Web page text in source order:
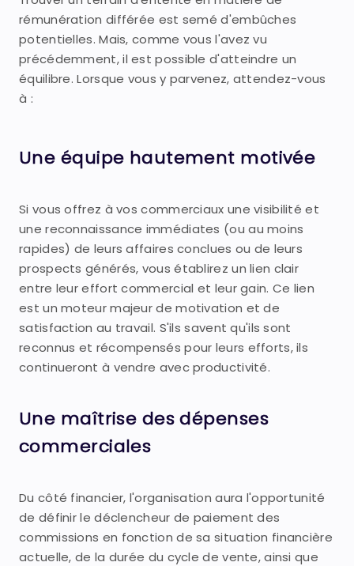
rémunération différée est semé d'embûches
potentielles. Mais, comme vous l'avez vu
précédemment, il est possible d'atteindre un
équilibre. Lorsque vous y parvenez, attendez-vous
à :
Une équipe hautement motivée
Si vous offrez à vos commerciaux une visibilité et
une reconnaissance immédiates (ou au moins
rapides) de leurs affaires conclues ou de leurs
prospects générés, vous établirez un lien clair
entre leur effort commercial et leur gain. Ce lien
est un moteur majeur de motivation et de
satisfaction au travail. S'ils savent qu'ils sont
reconnus et récompensés pour leurs efforts, ils
continueront à vendre avec productivité.
Une maîtrise des dépenses
commerciales
Du côté financier, l'organisation aura l'opportunité
de définir le déclencheur de paiement des
commissions en fonction de sa situation financière
actuelle, de la durée du cycle de vente, ainsi que